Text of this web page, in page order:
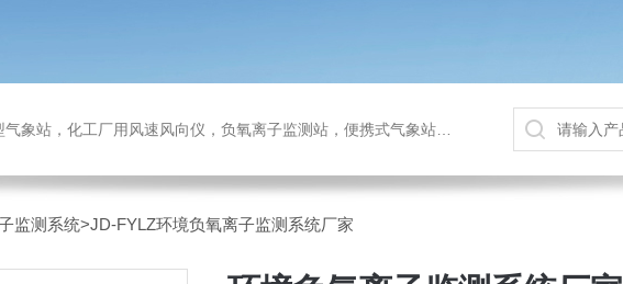
，化工厂用风速风向仪，负氧离子监测站，便携式气象站，水位监测站
监测系统>JD-FYLZ环境负氧离子监测系统厂家